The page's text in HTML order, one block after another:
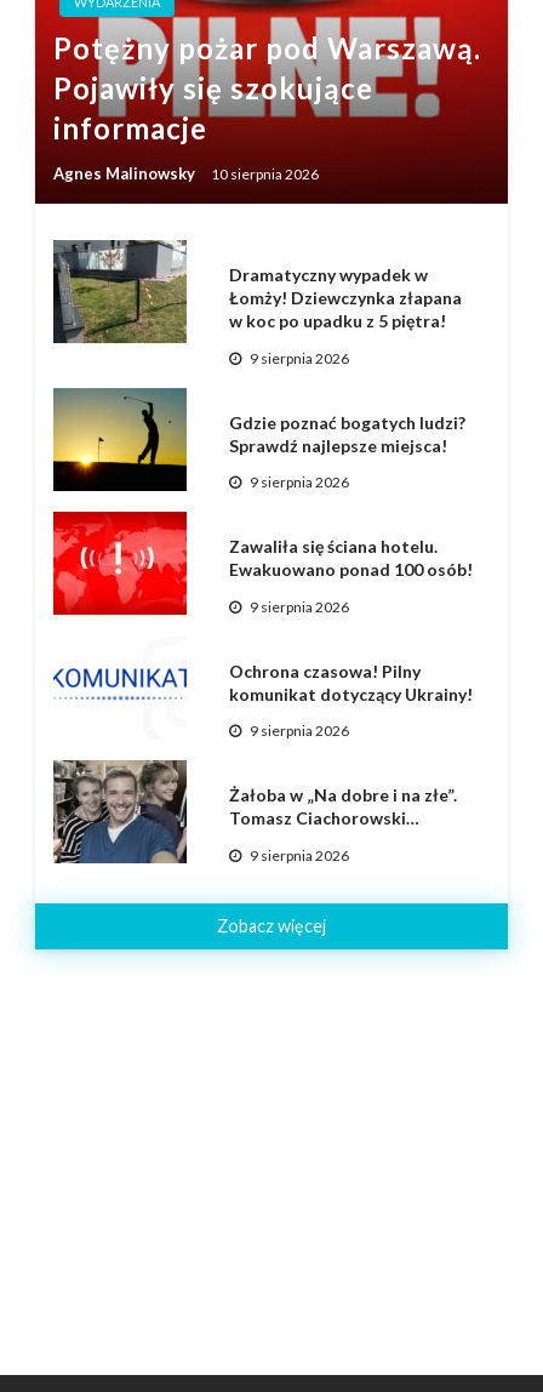
Potężny pożar pod Warszawą.
Pojawiły się szokujące
informacje
Agnes Malinowsky 10 sierpnia 2026
Dramatyczny wypadek w
Łomży! Dziewczynka złapana
w koc po upadku z 5 piętra!
9 sierpnia 2026
Gdzie poznać bogatych ludzi?
Sprawdź najlepsze miejsca!
9 sierpnia 2026
Zawaliła się ściana hotelu.
Ewakuowano ponad 100 osób!
9 sierpnia 2026
Ochrona czasowa! Pilny
komunikat dotyczący Ukrainy!
9 sierpnia 2026
Żałoba w „Na dobre i na złe”.
Tomasz Ciachorowski…
9 sierpnia 2026
Zobacz więcej